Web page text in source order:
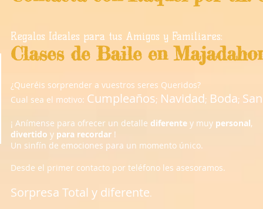
Regalos Ideales para tus Amigos y Familiares:
Clases de Baile en
¿Queréis sorprender a vuestros seres Queridos?
Cual sea el motivo: Cumpleaños; Navidad; Boda;
¡ Anímense para ofrecer un detalle diferente y muy personal,
divertido y para recordar !
​Un sinfín de emociones para un momento único.
Desde el primer contacto por teléfono les asesoramos.
Sorpresa Total y diferente.